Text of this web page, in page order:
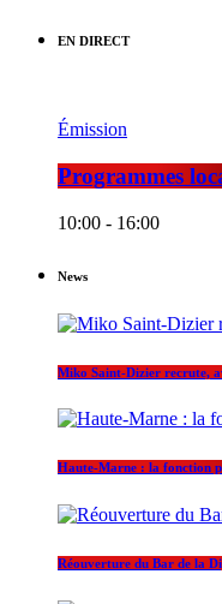
EN DIRECT
Émission
Programmes
10:00 - 16:00
News
Miko Saint-Dizier recrute,
Haute-Marne : la fonction
Réouverture du Bar de la